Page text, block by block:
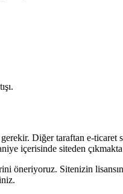
Diğer taraftan e-
içerisinde siteden
öneriyoruz. Sitenizin